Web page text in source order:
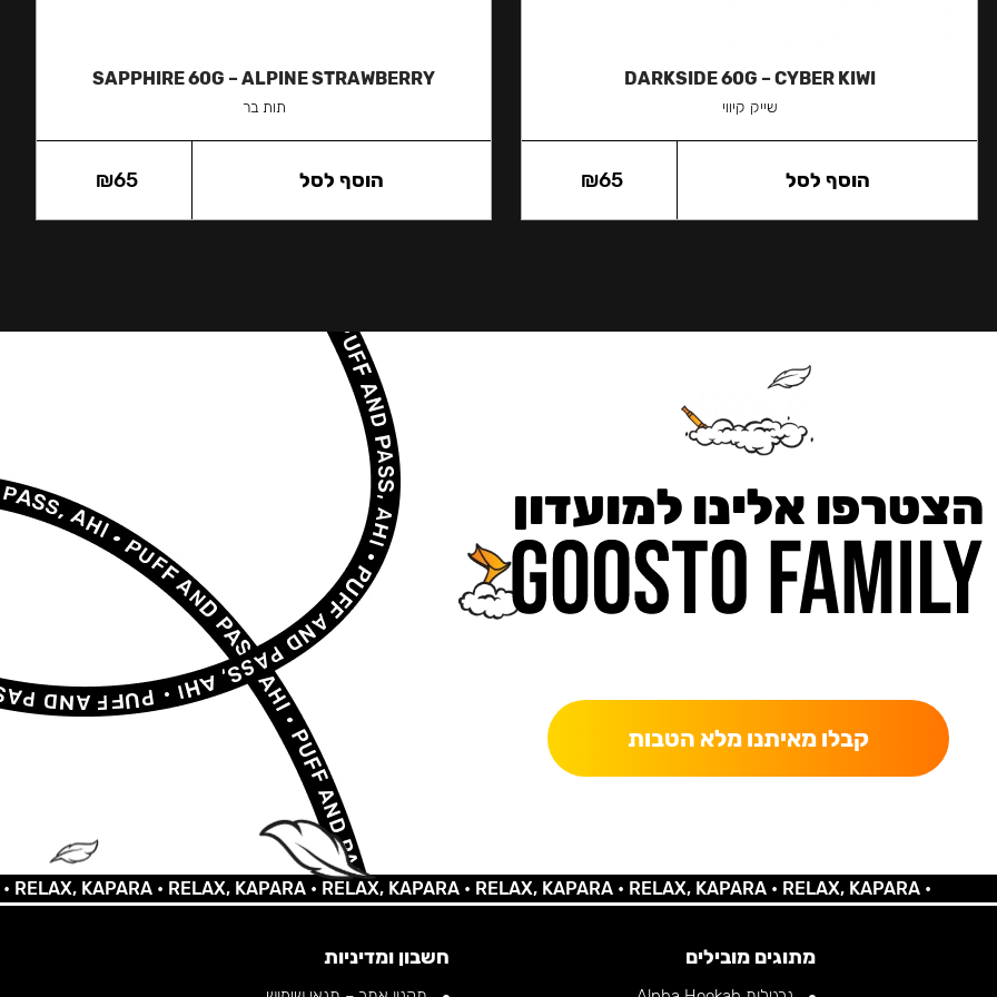
DARKSIDE 60G – CYBER KIWI
שייק קיווי
₪65 הוסף לסל
SAPPHIRE 60G – ALPINE STRAWBERRY
תות בר
₪65 הוסף לסל
הצטרפו אלינו למועדון
קבלו מאיתנו מלא הטבות
KAPARA •RELAX, KAPARA •RELAX, KAPARA •RELAX, KAPARA •RELAX, KAPARA •RELAX, KAPARA •
מתוגים מובילים חשבון ומדיניות